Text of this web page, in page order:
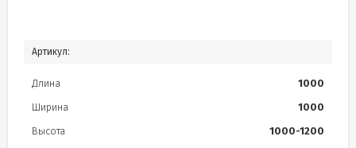
Артикул:
Длина
1000
Ширина
1000
Высота
1000-1200